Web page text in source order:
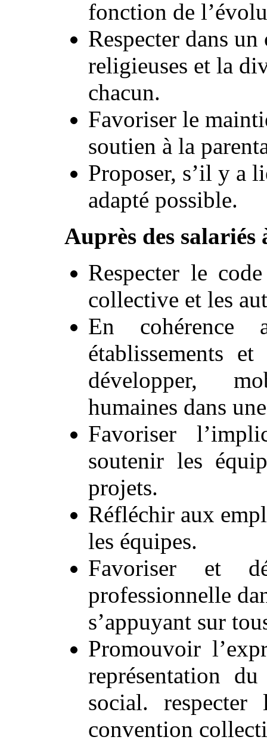
fonction de
Respecter dans
religieuses et la
chacun.
Favoriser le
soutien à la
Proposer, s’il y a
adapté possible.
Auprès des salariés
Respecter le
collective et les
En cohérence
établissements
développer,
humaines dans
Favoriser
soutenir les
projets.
Réfléchir aux
les équipes.
Favoriser et
professionnelle
s’appuyant sur
Promouvoir
représentation
social.
convention